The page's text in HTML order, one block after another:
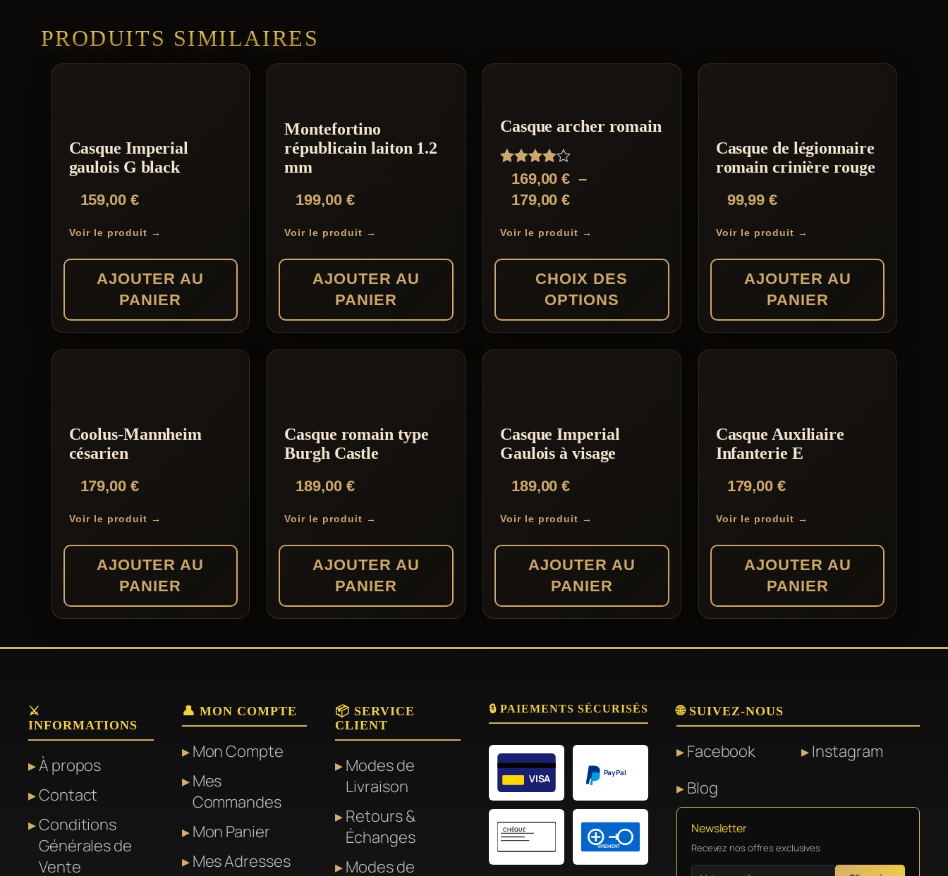
PRODUITS SIMILAIRES
Casque Imperial
gaulois G black
159,00 €
Voir le produit →
AJOUTER AU
PANIER
Montefortino
républicain laiton 1.2
mm
199,00 €
Voir le produit →
AJOUTER AU
PANIER
Casque archer romain
Note
4.00
sur 5
169,00€ –
179,00€Plage
prix :
169,00 €
à
179,00 €
Voir le produit →
CHOIX DES
OPTIONS
produit
variations.
Les
peuvent
être
sur
du
Casque de légionnaire
romain crinière rouge
99,99€
Voir le produit →
AJOUTER AU
PANIER
Coolus-Mannheim
césarien
179,00 €
Voir le produit →
AJOUTER AU
PANIER
Casque romain type
Burgh Castle
189,00 €
Voir le produit →
AJOUTER AU
PANIER
Casque Imperial
Gaulois à visage
189,00€
Voir le produit →
AJOUTER AU
PANIER
Casque Auxiliaire
Infanterie E
179,00 €
Voir le produit →
AJOUTER AU
PANIER
⚔️
INFORMATIONS
À propos
Contact
Conditions
Générales de
Vente
👤 MON COMPTE
Mon Compte
Mes
Commandes
Mon Panier
Mes Adresses
📦 SERVICE
CLIENT
Modes de
Livraison
Retours &
Échanges
Modes de
🔒 PAIEMENTS SÉCURISÉS
VISA PayPal
CHÈQUE
VIREMENT
🌐 SUIVEZ-NOUS
Facebook
Instagram
Blog
Newsletter
Recevez nos offres exclusives